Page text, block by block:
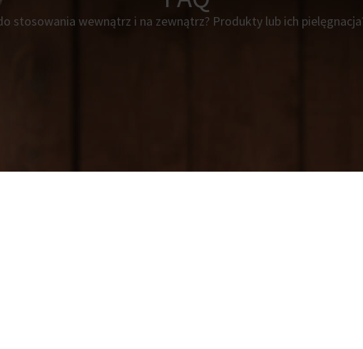
stosowania wewnątrz i na zewnątrz? Produkty lub ich